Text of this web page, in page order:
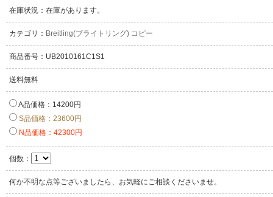
在庫状況：在庫があります。
カテゴリ： Breitling(ブライトリング) コピー
商品番号：UB2010161C1S1
送料無料
A品価格：14200円
S品価格：23600円
N品価格：42300円
個数：
何か不明な点等ございましたら、お気軽にご相談くださいませ。